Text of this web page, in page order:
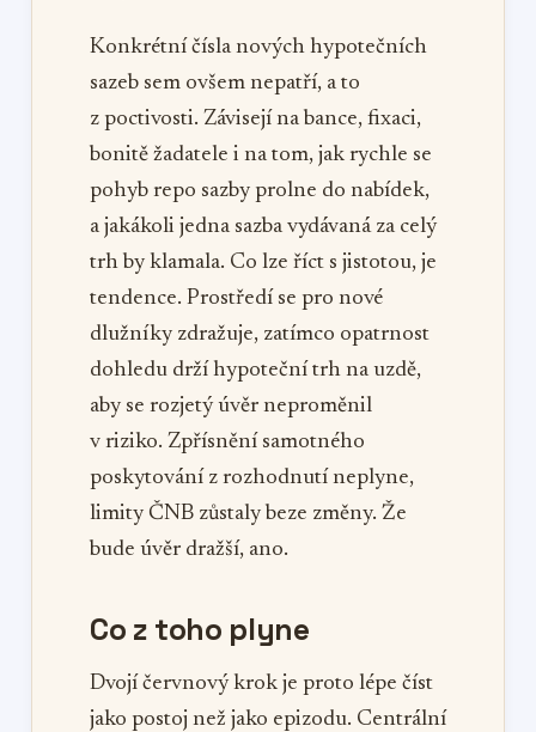
Konkrétní čísla nových hypotečních
sazeb sem ovšem nepatří, a to
z poctivosti. Závisejí na bance, fixaci,
bonitě žadatele i na tom, jak rychle se
pohyb repo sazby prolne do nabídek,
a jakákoli jedna sazba vydávaná za celý
trh by klamala. Co lze říct s jistotou, je
tendence. Prostředí se pro nové
dlužníky zdražuje, zatímco opatrnost
dohledu drží hypoteční trh na uzdě,
aby se rozjetý úvěr neproměnil
v riziko. Zpřísnění samotného
poskytování z rozhodnutí neplyne,
limity ČNB zůstaly beze změny. Že
bude úvěr dražší, ano.
Co z toho plyne
Dvojí červnový krok je proto lépe číst
jako postoj než jako epizodu. Centrální